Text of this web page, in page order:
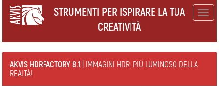
STRUMENTI PER ISPIRARE LA TUA
CREATIVITÀ
AKVIS HDRFACTORY 8.1 | IMMAGINI HDR: PIÙ LUMINOSO DELLA
REALTÀ!